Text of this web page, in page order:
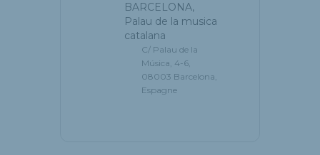
BARCELONA,
Palau de la musica
catalana
C/ Palau de la
Música, 4-6,
08003 Barcelona,
Espagne